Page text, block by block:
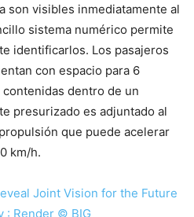
son visibles inmediatamente al
sistema numérico permite
identificarlos. Los pasajeros
con espacio para 6
dentro de un
presurizado es adjuntado al
que puede acelerar
km/h.